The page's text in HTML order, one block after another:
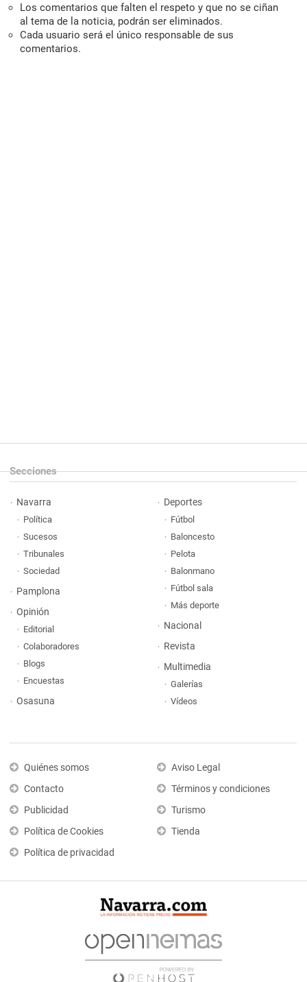
Los comentarios que falten el respeto y que no se ciñan
al tema de la noticia, podrán ser eliminados.
Cada usuario será el único responsable de sus
comentarios.
Secciones
Navarra
Política
Sucesos
Tribunales
Sociedad
Pamplona
Opinión
Editorial
Colaboradores
Blogs
Encuestas
Osasuna
Deportes
Fútbol
Baloncesto
Pelota
Balonmano
Fútbol sala
Más deporte
Nacional
Revista
Multimedia
Galerías
Vídeos
Quiénes somos
Contacto
Publicidad
Política de Cookies
Política de privacidad
Aviso Legal
Términos y condiciones
Turismo
Tienda